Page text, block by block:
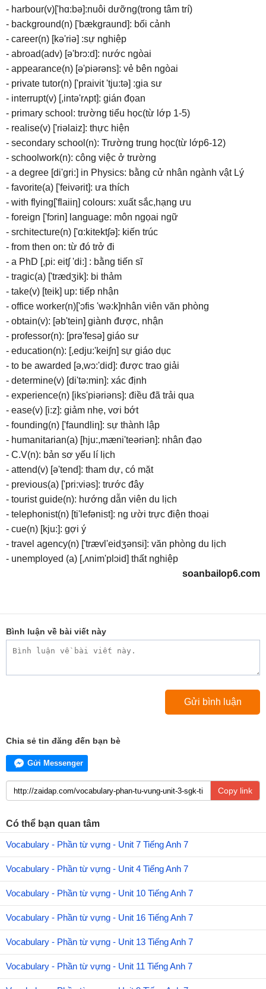
- harbour(v)['hɑ:bə]:nuôi dưỡng(trong tâm trí)
- background(n) ['bækgraund]: bối cảnh
- career(n) [kə'riə] :sự nghiệp
- abroad(adv) [ə'brɔ:d]: nước ngòai
- appearance(n) [ə'piərəns]: vẻ bên ngòai
- private tutor(n) ['praivit 'tju:tə] :gia sư
- interrupt(v) [,intə'rʌpt]: gián đọan
- primary school: trường tiểu học(từ lớp 1-5)
- realise(v) ['riəlaiz]: thực hiện
- secondary school(n): Trường trung học(từ lớp6-12)
- schoolwork(n): công việc ở trường
- a degree [di'gri:] in Physics: bằng cử nhân ngành vật Lý
- favorite(a) ['feivərit]: ưa thích
- with flying['flaiiη] colours: xuất sắc,hạng ưu
- foreign ['fɔrin] language: môn ngọai ngữ
- srchitecture(n) ['ɑ:kitekt∫ə]: kiến trúc
- from then on: từ đó trở đi
- a PhD [,pi: eit∫ 'di:] : bằng tiến sĩ
- tragic(a) ['trædʒik]: bi thảm
- take(v) [teik] up: tiếp nhận
- office worker(n)['ɔfis 'wə:k]nhân viên văn phòng
- obtain(v): [əb'tein] giành được, nhận
- professor(n): [prə'fesə] giáo sư
- education(n): [,edju:'kei∫n] sự giáo dục
- to be awarded [ə,wɔ:'did]: được trao giải
- determine(v) [di'tə:min]: xác định
- experience(n) [iks'piəriəns]: điều đã trải qua
- ease(v) [i:z]: giảm nhẹ, vơi bớt
- founding(n) ['faundliη]: sự thành lập
- humanitarian(a) [hju:,mæni'teəriən]: nhân đạo
- C.V(n): bản sơ yếu lí lịch
- attend(v) [ə'tend]: tham dự, có mặt
- previous(a) ['pri:viəs]: trước đây
- tourist guide(n): hướng dẫn viên du lịch
- telephonist(n) [ti'lefənist]: ng ười trực điện thoại
- cue(n) [kju:]: gợi ý
- travel agency(n) ['trævl'eidʒənsi]: văn phòng du lịch
- unemployed (a) [,ʌnim'plɔid] thất nghiệp
soanbailop6.com
Bình luận về bài viết này
Chia sẻ tin đăng đến bạn bè
Gửi Messenger
Copy link
Có thể bạn quan tâm
Vocabulary - Phần từ vựng - Unit 7 Tiếng Anh 7
Vocabulary - Phần từ vựng - Unit 4 Tiếng Anh 7
Vocabulary - Phần từ vựng - Unit 10 Tiếng Anh 7
Vocabulary - Phần từ vựng - Unit 16 Tiếng Anh 7
Vocabulary - Phần từ vựng - Unit 13 Tiếng Anh 7
Vocabulary - Phần từ vựng - Unit 11 Tiếng Anh 7